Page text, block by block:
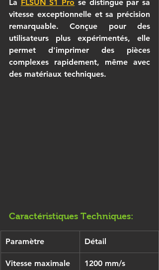
La FLSUN S1 Pro se distingue par sa
vitesse exceptionnelle et sa précision
remarquable. Conçue pour des
utilisateurs plus expérimentés, elle
permet d'imprimer des pièces
complexes rapidement, même avec
des matériaux techniques.
Caractéristiques Techniques:
Paramètre Détail
Vitesse maximale 1200 mm/s